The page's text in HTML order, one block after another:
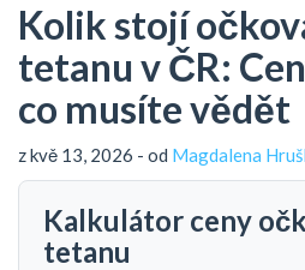
Kolik stojí
tetanu v ČR:
co musíte vědět
z kvě 13, 2026 - od Magdalena
Kalkulátor ceny
tetanu